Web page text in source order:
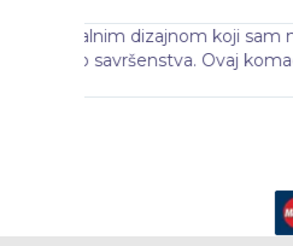
Metalni dizajn koji sam
moderno i s daškom